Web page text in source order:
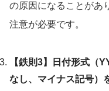
の原因になることがあ
注意が必要です。
【鉄則3】日付形式（
なし、マイナス記号）